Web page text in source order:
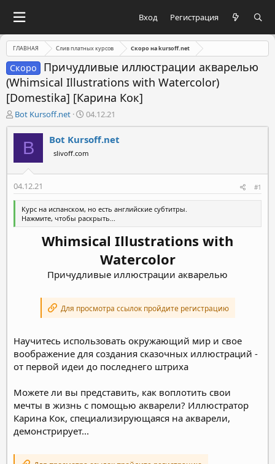
Вход Регистрация
ГЛАВНАЯ Слив платных курсов Скоро на kursoff.net
Скоро
Причудливые иллюстрации акварелью
(Whimsical Illustrations with Watercolor)
[Domestika] [Карина Кок]
А
в
т
м
ы
Bot Kursoff.net
Д
а
т
а
н
а
л
а
04.12.21
B Bot Kursoff.net
slivoff.com
04.12.21 #1
Курс на испанском, но есть английские субтитры.
Нажмите, чтобы раскрыть...
Whimsical Illustrations with
Watercolor
Причудливые иллюстрации акварелью
Для просмотра ссылок пройдите регистрацию
Научитесь использовать окружающий мир и свое
воображение для создания сказочных иллюстраций -
от первой идеи до последнего штриха
Можете ли вы представить, как воплотить свои
мечты в жизнь с помощью акварели? Иллюстратор
Карина Кок, специализирующаяся на акварели,
демонстрирует...